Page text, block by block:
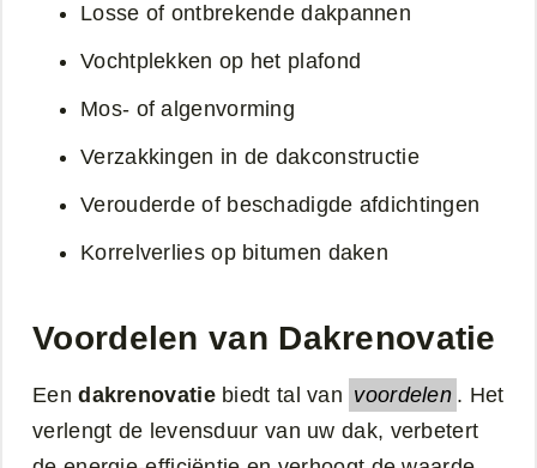
Losse of ontbrekende dakpannen
Vochtplekken op het plafond
Mos- of algenvorming
Verzakkingen in de dakconstructie
Verouderde of beschadigde afdichtingen
Korrelverlies op bitumen daken
Voordelen van Dakrenovatie
Eendakrenovatiebiedt tal van voordelen . Het
verlengt de levensduur van uw dak, verbetert